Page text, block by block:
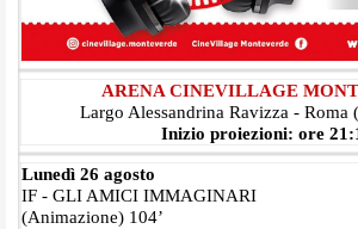
ARENA CINEVILLAGE
Largo Alessandrina Ravizza - Roma
Inizio proiezioni: ore
Lunedì 26 agosto
IF - GLI AMICI IMMAGINARI
(Animazione) 104’